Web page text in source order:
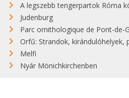
A legszebb tengerpartok Róma
Judenburg
Parc ornithologique de Pont-de-
Orfű: Strandok, kirándulóhelyek,
Melfi
Nyár Mönichkirchenben